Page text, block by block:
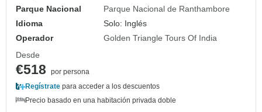
Parque Nacional
Parque Nacional de Ranthambore
Idioma
Solo: Inglés
Operador
Golden Triangle Tours Of India
Desde
€518
por persona
Regístrate para acceder a los descuentos
Precio basado en una habitación privada doble